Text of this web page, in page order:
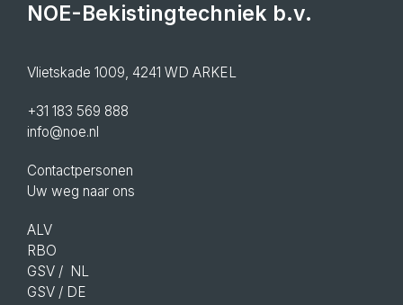
NOE-Bekistingtechniek b.v.
Vlietskade 1009, 4241 WD ARKEL
+31 183 569 888
info@noe.nl
Contactpersonen
Uw weg naar ons
ALV
RBO
GSV / NL
GSV / DE